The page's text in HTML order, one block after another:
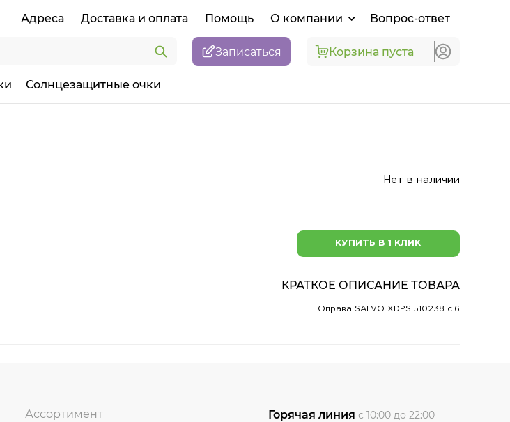
Адреса Доставка и оплата Помощь О компании Вопрос-ответ
Записаться Корзина пуста
Солнцезащитные очки
Нет в наличии
КУПИТЬ В 1 КЛИК
КРАТКОЕ ОПИСАНИЕ ТОВАРА
Оправа SALVO XDPS 510238 c.6
Ассортимент Горячая линия с 10:00 до 22:00